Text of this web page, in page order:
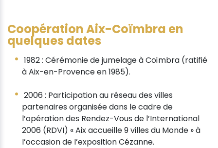
Coopération Aix-Coïmbra en
quelques dates
1982 : Cérémonie de jumelage à Coïmbra (ratifié
à Aix-en-Provence en 1985).
2006 : Participation au réseau des villes
partenaires organisée dans le cadre de
l’opération des Rendez-Vous de l’International
2006 (RDVI) « Aix accueille 9 villes du Monde » à
l’occasion de l’exposition Cézanne.